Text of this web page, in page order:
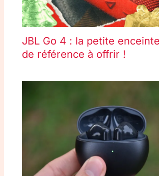
JBL Go 4 : la petite
de référence à offrir !